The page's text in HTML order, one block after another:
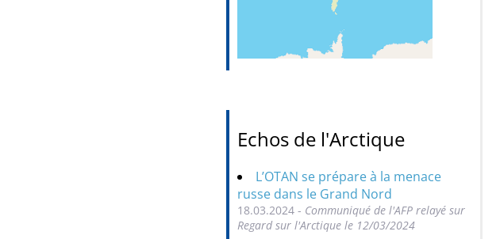
Echos de l'Arctique
L’OTAN se prépare à la menace
russe dans le Grand Nord
18.03.2024 - Communiqué de l'AFP relayé sur
Regard sur l'Arctique le 12/03/2024